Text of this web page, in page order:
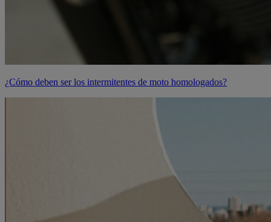
¿Cómo deben ser los intermitentes de moto homologados?